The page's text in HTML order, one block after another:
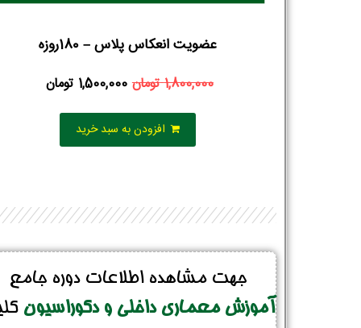
عضویت انعکاس پلاس – 180روزه
1,800,000تومان 1,500,000 تومان
افزودن به سبد خرید
جهت مشاهده اطلاعات دوره جامع
آموزش معماری داخلی و دکوراسیون